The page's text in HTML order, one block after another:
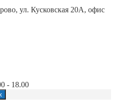
ул. Кусковская 20А, офис
- 18.00